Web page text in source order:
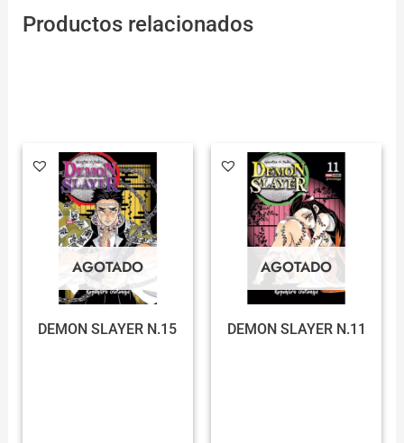
Productos relacionados
AGOTADO
DEMON SLAYER N.15
AGOTADO
DEMON SLAYER N.11